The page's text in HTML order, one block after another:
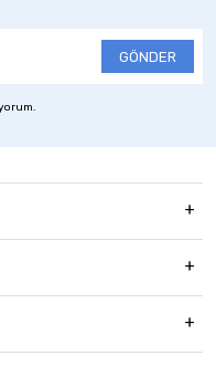
GÖNDER